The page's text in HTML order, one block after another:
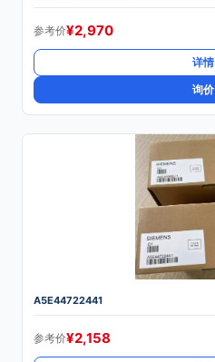
参考价¥2,970
详情
询价
A5E44722441
参考价¥2,158